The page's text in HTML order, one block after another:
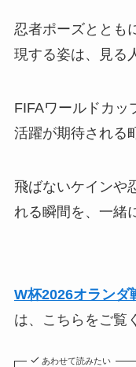
忍者ポーズととも
現する姿は、見る
FIFAワールドカッ
活躍が期待される
飛ばないケインや
れる瞬間を、一緒
W杯2026オランダ
は、こちらをご覧
あわせて読みたい